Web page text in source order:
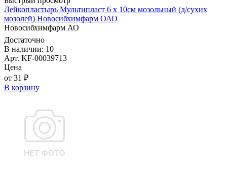
Лейкопластырь Мультипласт 6 х 10см мозольный (д/сухих
мозолей) Новосибхимфарм ОАО
Новосибхимфарм АО
Достаточно
В наличии: 10
Арт. KF-00039713
Цена
от 31 ₽
В корзину